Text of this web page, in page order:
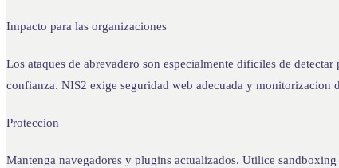
Impacto para las organizaciones
Los ataques de abrevadero son especialmente dificiles de
confianza. NIS2 exige seguridad web adecuada y monitorizacion
Proteccion
Mantenga navegadores y plugins actualizados. Utilice